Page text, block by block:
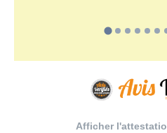
Afficher